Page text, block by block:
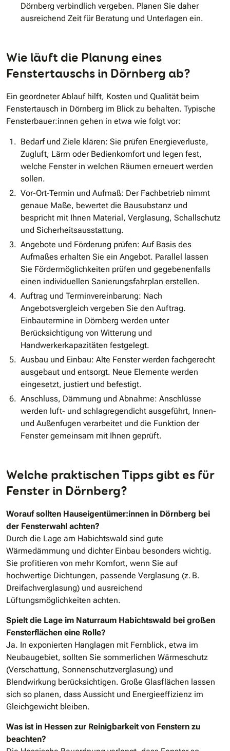
Dörnberg verbindlich vergeben. Planen Sie daher
ausreichend Zeit für Beratung und Unterlagen ein.
Wie läuft die Planung eines
Fenstertauschs in Dörnberg ab?
Ein geordneter Ablauf hilft, Kosten und Qualität beim
Fenstertausch in Dörnberg im Blick zu behalten. Typische
Fensterbauer:innen gehen in etwa wie folgt vor:
Bedarf und Ziele klären: Sie prüfen Energieverluste,
Zugluft, Lärm oder Bedienkomfort und legen fest,
welche Fenster in welchen Räumen erneuert werden
sollen.
Vor-Ort-Termin und Aufmaß: Der Fachbetrieb nimmt
genaue Maße, bewertet die Bausubstanz und
bespricht mit Ihnen Material, Verglasung, Schallschutz
und Sicherheitsausstattung.
Angebote und Förderung prüfen: Auf Basis des
Aufmaßes erhalten Sie ein Angebot. Parallel lassen
Sie Fördermöglichkeiten prüfen und gegebenenfalls
einen individuellen Sanierungsfahrplan erstellen.
Auftrag und Terminvereinbarung: Nach
Angebotsvergleich vergeben Sie den Auftrag.
Einbautermine in Dörnberg werden unter
Berücksichtigung von Witterung und
Handwerkerkapazitäten festgelegt.
Ausbau und Einbau: Alte Fenster werden fachgerecht
ausgebaut und entsorgt. Neue Elemente werden
eingesetzt, justiert und befestigt.
Anschluss, Dämmung und Abnahme: Anschlüsse
werden luft- und schlagregendicht ausgeführt, Innen-
und Außenfugen verarbeitet und die Funktion der
Fenster gemeinsam mit Ihnen geprüft.
Welche praktischen Tipps gibt es für
Fenster in Dörnberg?
Worauf sollten Hauseigentümer:innen in Dörnberg bei
der Fensterwahl achten?
Durch die Lage am Habichtswald sind gute
Wärmedämmung und dichter Einbau besonders wichtig.
Sie profitieren von mehr Komfort, wenn Sie auf
hochwertige Dichtungen, passende Verglasung (z. B.
Dreifachverglasung) und ausreichend
Lüftungsmöglichkeiten achten.
Spielt die Lage im Naturraum Habichtswald bei großen
Fensterflächen eine Rolle?
Ja. In exponierten Hanglagen mit Fernblick, etwa im
Neubaugebiet, sollten Sie sommerlichen Wärmeschutz
(Verschattung, Sonnenschutzverglasung) und
Blendwirkung berücksichtigen. Große Glasflächen lassen
sich so planen, dass Aussicht und Energieeffizienz im
Gleichgewicht bleiben.
Was ist in Hessen zur Reinigbarkeit von Fenstern zu
beachten?